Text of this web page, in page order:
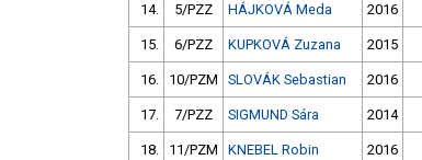
14. 5/PZZ HÁJKOVÁ Meda 2016
15. 6/PZZ KUPKOVÁ Zuzana 2015
16. 10/PZM SLOVÁK Sebastian 2016
17. 7/PZZ SIGMUND Sára 2014
18. 11/PZM KNEBEL Robin 2016